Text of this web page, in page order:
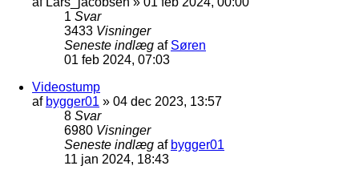
1 Svar
3433 Visninger
Seneste indlæg af Søren
01 feb 2024, 07:03
Videostump
af bygger01 » 04 dec 2023, 13:57
8 Svar
6980 Visninger
Seneste indlæg af bygger01
11 jan 2024, 18:43